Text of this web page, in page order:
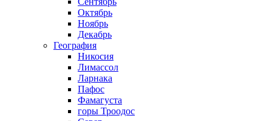
Октябрь
Ноябрь
Декабрь
География
Никосия
Лимассол
Ларнака
Пафос
Фамагуста
горы Троодос